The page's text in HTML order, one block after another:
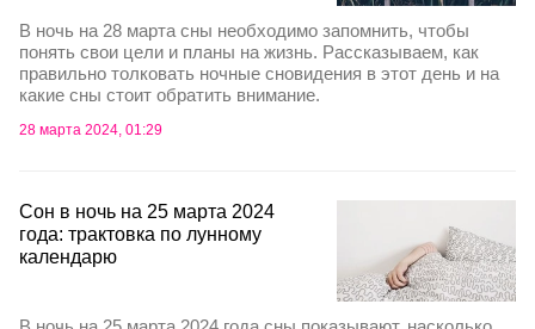
В ночь на 28 марта сны необходимо запомнить, чтобы
понять свои цели и планы на жизнь. Рассказываем, как
правильно толковать ночные сновидения в этот день и на
какие сны стоит обратить внимание.
28 марта 2024, 01:29
Сон в ночь на 25 марта 2024
года: трактовка по лунному
календарю